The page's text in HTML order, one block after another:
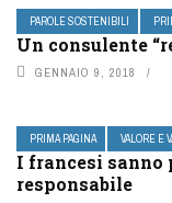
PAROLE SOSTENIBILI
Un consulente
GENNAIO 9, 2018
PRIMA PAGINA VALORE E
I francesi sanno
responsabile